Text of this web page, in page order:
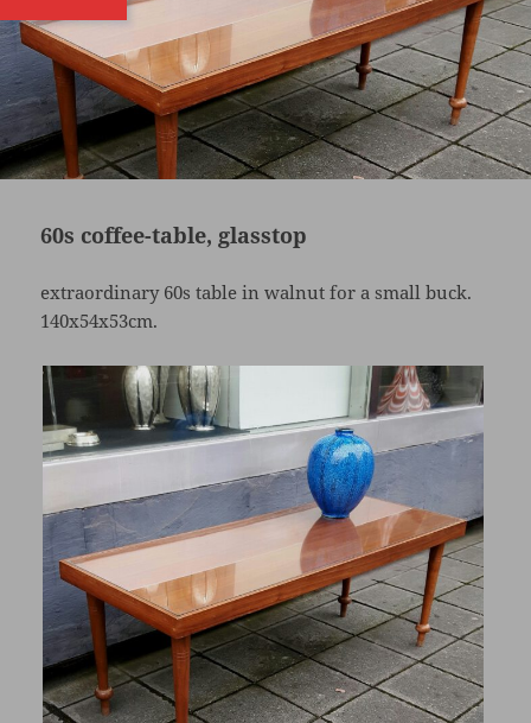
60s coffee-table, glasstop
extraordinary 60s table in walnut for a small buck.
140x54x53cm.